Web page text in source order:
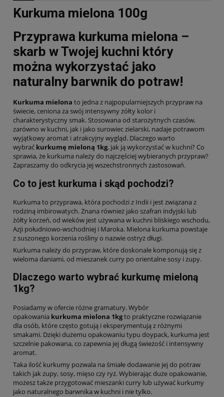
Kurkuma mielona 100g
Przyprawa kurkuma mielona –
skarb w Twojej kuchni który
można wykorzystać jako
naturalny barwnik do potraw!
Kurkuma mielona to jedna z najpopularniejszych przypraw na
świecie, ceniona za swój intensywny żółty kolor i
charakterystyczny smak. Stosowana od starożytnych czasów,
zarówno w kuchni, jak i jako surowiec zielarski, nadaje potrawom
wyjątkowy aromat i atrakcyjny wygląd. Dlaczego warto
wybrać kurkumę mieloną 1kg, jak ją wykorzystać w kuchni? Co
sprawia, że kurkuma należy do najczęściej wybieranych przypraw?
Zapraszamy do odkrycia jej wszechstronnych zastosowań.
Co to jest kurkuma i skąd pochodzi?
Kurkuma to przyprawa, która pochodzi z Indii i jest związana z
rodziną imbirowatych. Znana również jako szafran indyjski lub
żółty korzeń, od wieków jest używana w kuchni bliskiego wschodu,
Azji południowo-wschodniej i Maroka. Mielona kurkuma powstaje
z suszonego korzenia rośliny o nazwie ostryż długi.
Kurkuma należy do przypraw, które doskonale komponują się z
wieloma daniami, od mieszanek curry po orientalne sosy i zupy.
Dlaczego warto wybrać kurkumę mieloną
1kg?
Posiadamy w ofercie różne gramatury. Wybór
opakowania kurkuma mielona 1kgto praktyczne rozwiązanie
dla osób, które często gotują i eksperymentują z różnymi
smakami. Dzięki dużemu opakowaniu typu doypack, kurkuma jest
szczelnie pakowana, co zapewnia jej długą świeżość i intensywny
aromat.
Taka ilość kurkumy pozwala na śmiałe dodawanie jej do potraw
takich jak zupy, sosy, mięso czy ryż. Wybierając duże opakowanie,
możesz także przygotować mieszanki curry lub używać kurkumy
jako naturalnego barwnika w kuchni i nie tylko.